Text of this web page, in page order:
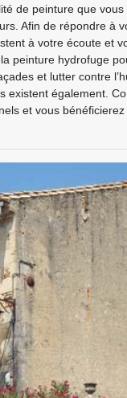
de peinture que
Afin de répondre à
à votre écoute et
peinture hydrofuge
et lutter contre
existent également.
et vous